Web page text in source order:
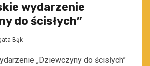
wydarzenie
do ścisłych”
Bąk
„Dziewczyny do ścisłych”